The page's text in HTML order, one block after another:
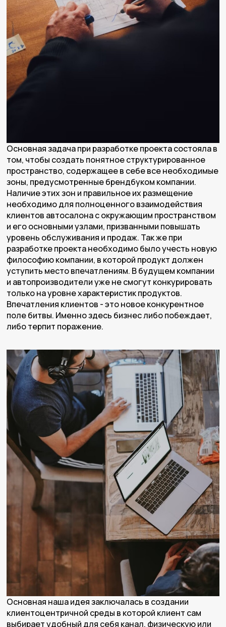
Основная задача при разработке проекта состояла в
том, чтобы создать понятное структурированное
пространство, содержащее в себе все необходимые
зоны, предусмотренные брендбуком компании.
Наличие этих зон и правильное их размещение
необходимо для полноценного взаимодействия
клиентов автосалона с окружающим пространством
и его основными узлами, призванными повышать
уровень обслуживания и продаж. Так же при
разработке проекта необходимо было учесть новую
философию компании, в которой продукт должен
уступить место впечатлениям. В будущем компании
и автопроизводители уже не смогут конкурировать
только на уровне характеристик продуктов.
Впечатления клиентов - это новое конкурентное
поле битвы. Именно здесь бизнес либо побеждает,
либо терпит поражение.
Основная наша идея заключалась в создании
клиентоцентричной среды в которой клиент сам
выбирает удобный для себя канал, физическую или